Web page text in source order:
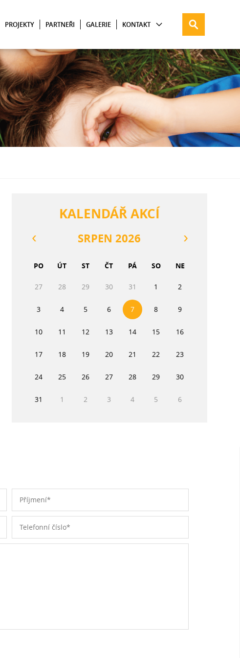
PROJEKTY PARTNEŘI GALERIE KONTAKT
KALENDÁŘ AKCÍ
SRPEN 2026
PO ÚT ST ČT PÁ SO NE
27 28 29 30 31 1 2
3 4 5 6 7 8 9
10 11 12 13 14 15 16
17 18 19 20 21 22 23
24 25 26 27 28 29 30
31 1 2 3 4 5 6